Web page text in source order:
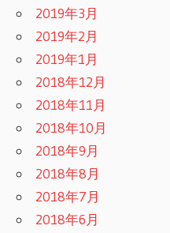
2019年3月
2019年2月
2019年1月
2018年12月
2018年11月
2018年10月
2018年9月
2018年8月
2018年7月
2018年6月